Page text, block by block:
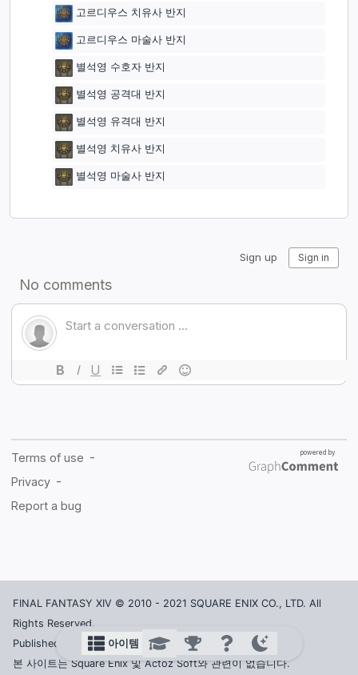
고르디우스 치유사 반지
고르디우스 마술사 반지
별석영 수호자 반지
별석영 공격대 반지
별석영 유격대 반지
별석영 치유사 반지
별석영 마술사 반지
FINAL FANTASY XIV © 2010 - 2021 SQUARE ENIX CO., LTD. All
Rights Reserved.
Published in Korea by ACTOZ SOFT CO., LTD.
본 사이트는 Square Enix 및 Actoz Soft와 관련이 없습니다.
아이템